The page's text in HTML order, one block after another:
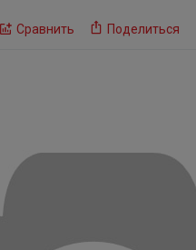
Сравнить Поделиться